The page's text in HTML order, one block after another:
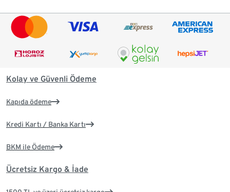
Kolay ve Güvenli Ödeme
Kapıda ödeme
Kredi Kartı / Banka Kartı
BKM ile Ödeme
Ücretsiz Kargo & İade